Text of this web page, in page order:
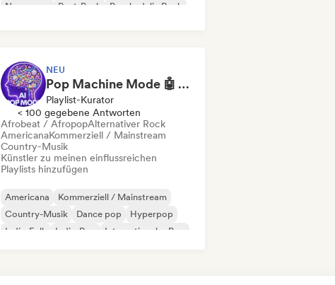
New wave
Post-Punk Psychedelic Rock
NEU
Pop Machine Mode 🤖 AI Music, Indie Pop & Dream Pop
Playlist-Kurator
< 100 gegebene Antworten
Afrobeat / AfropopAlternativer Rock
AmericanaKommerziell / Mainstream
Country-Musik
Künstler zu meinen einflussreichen
Playlists hinzufügen
Americana
Kommerziell / Mainstream
Country-Musik
Dance pop
Hyperpop
Indie-Folk
Indie-Pop Internationaler Pop